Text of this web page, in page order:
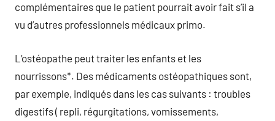
complémentaires que le patient pourrait avoir fait s’il a
vu d’autres professionnels médicaux primo.
L’ostéopathe peut traiter les enfants et les
nourrissons*. Des médicaments ostéopathiques sont,
par exemple, indiqués dans les cas suivants : troubles
digestifs ( repli, régurgitations, vomissements,